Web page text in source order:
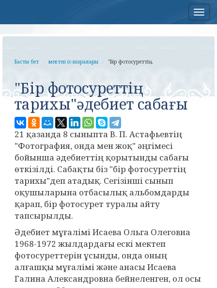
Басты бет мектеп іс-шаралары "Бір фотосуреттің...
"Бір фотосуреттің
тарихы"әдебиет сабағы
21 қазанда 8 сыныпта В. П. Астафьевтің
"Фотография, онда мен жоқ" әңгімесі
бойынша әдебиеттің қорытынды сабағы
өткізілді. Сабақты біз "бір фотосуреттің
тарихы"деп атадық. Сегізінші сынып
оқушыларына отбасылық альбомдарды
қарап, бір фотосурет туралы айту
тапсырылды.
Әдебиет мұғалімі Исаева Ольга Олеговна
1968-1972 жылдардағы ескі мектеп
фотосуреттерін ұсынды, онда оның
алғашқы мұғалімі және анасы Исаева
Галина Александровна бейнеленген, ол осы